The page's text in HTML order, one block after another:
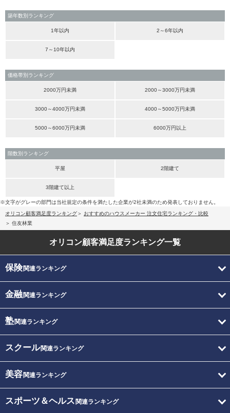
築年数別ランキング
1年以内 2～6年以内
7～10年以内
価格帯別ランキング
2000万円未満 2000～3000万円未満
3000～4000万円未満 4000～5000万円未満
5000～6000万円未満 6000万円以上
階数別ランキング
平屋 2階建て
3階建て以上
※文字がグレーの部門は当社規定の条件を満たした企業が2社未満のため発表しておりません。
オリコン顧客満足度ランキング
おすすめのハウスメーカー 注文住宅ランキング・比較
住友林業
オリコン顧客満足度ランキング一覧
保険関連ランキング
金融関連ランキング
塾関連ランキング
スクール関連ランキング
美容関連ランキング
スポーツ＆ヘルス 関連ランキング